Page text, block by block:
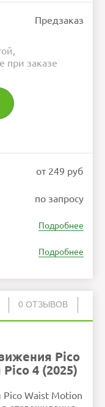
Предзаказ
при заказе
от 249 руб
по запросу
Подробнее
Подробнее
0 ОТЗЫВОВ
Pico
4 (2025)
Waist Motion
PICO 4 Pro
PICO 4
PICO Neo3
мм
27 г
200 Гц